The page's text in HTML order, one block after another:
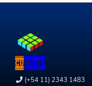
(+54 11) 2343 1483